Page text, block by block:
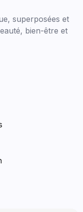
superposées et
bien-être et